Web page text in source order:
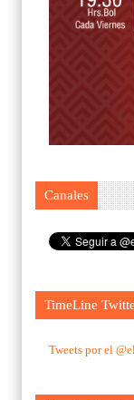
Canales
TimeLine
Tweets por el